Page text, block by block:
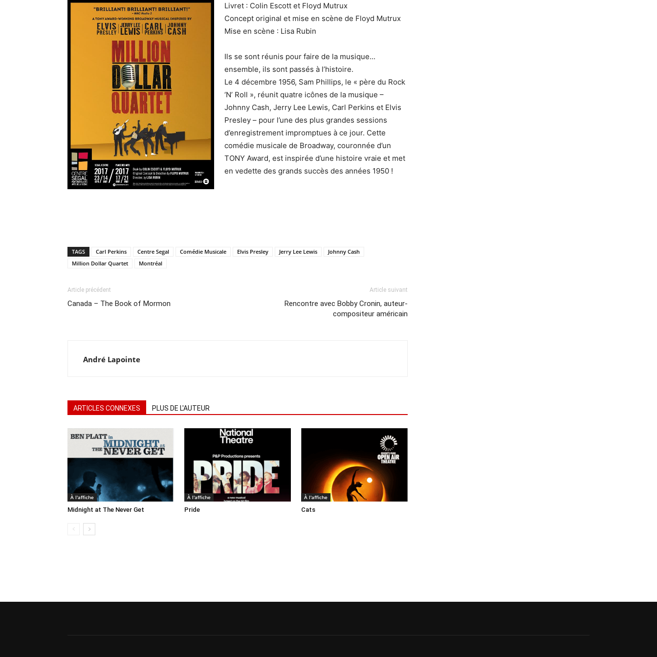
Livret : Colin Escott et Floyd Mutrux
Concept original et mise en scène de Floyd Mutrux
Mise en scène : Lisa Rubin
Ils se sont réunis pour faire de la musique...
ensemble, ils sont passés à l’histoire.
Le 4 décembre 1956, Sam Phillips, le « père du Rock
‘N’ Roll », réunit quatre icônes de la musique –
Johnny Cash, Jerry Lee Lewis, Carl Perkins et Elvis
Presley – pour l’une des plus grandes sessions
d’enregistrement impromptues à ce jour. Cette
comédie musicale de Broadway, couronnée d’un
TONY Award, est inspirée d’une histoire vraie et met
en vedette des grands succès des années 1950 !
TAGS Carl Perkins Centre Segal Comédie Musicale Elvis Presley Jerry Lee Lewis
Johnny Cash
Million Dollar Quartet
Montréal
Article précédent
Canada – The Book of Mormon
Article suivant
Rencontre avec Bobby Cronin, auteur-
compositeur américain
André Lapointe
ARTICLES CONNEXES PLUS DE L'AUTEUR
À l'affiche
Midnight at The Never Get
À l'affiche
Pride
À l'affiche
Cats